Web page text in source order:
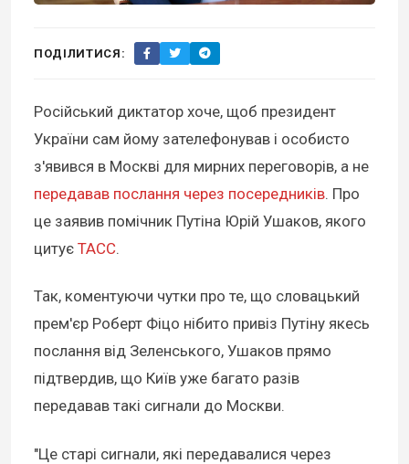
ПОДІЛИТИСЯ:
Російський диктатор хоче, щоб президент
України сам йому зателефонував і особисто
з'явився в Москві для мирних переговорів, а не
передавав послання через посередників. Про
це заявив помічник Путіна Юрій Ушаков, якого
цитує ТАСС.
Так, коментуючи чутки про те, що словацький
прем'єр Роберт Фіцо нібито привіз Путіну якесь
послання від Зеленського, Ушаков прямо
підтвердив, що Київ уже багато разів
передавав такі сигнали до Москви.
"Це старі сигнали, які передавалися через